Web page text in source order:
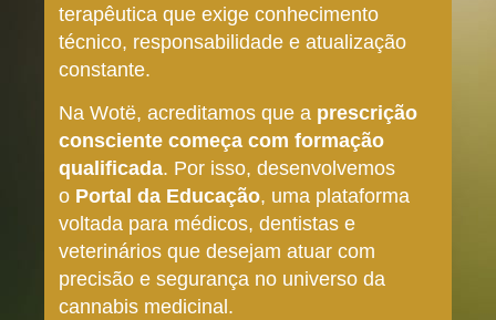
terapêutica que exige conhecimento
técnico, responsabilidade e atualização
constante.
Na Wotë, acreditamos que a prescrição
consciente começa com formação
qualificada. Por isso, desenvolvemos
o Portal da Educação, uma plataforma
voltada para médicos, dentistas e
veterinários que desejam atuar com
precisão e segurança no universo da
cannabis medicinal.